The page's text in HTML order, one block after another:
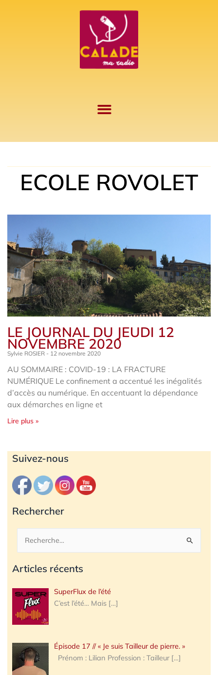
ECOLE ROVOLET
LE JOURNAL DU JEUDI 12
NOVEMBRE 2020
Sylvie ROSIER 12 novembre 2020
AU SOMMAIRE : COVID-19 : LA FRACTURE
NUMÉRIQUE Le confinement a accentué les inégalités
d’accès au numérique. En accentuant la dépendance
aux démarches en ligne et
Lire plus »
Suivez-nous
Rechercher
Rechercher :
Articles récents
SuperFlux de l’été
C’est l’été… Mais […]
Épisode 17 // « Je suis Tailleur de pierre. »
Prénom : Lilian Profession : Tailleur […]
Archives